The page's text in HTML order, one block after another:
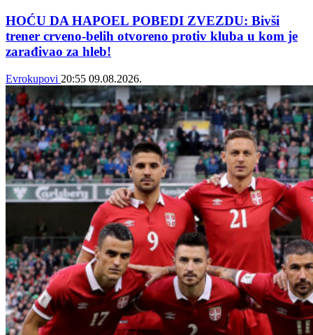
HOĆU DA HAPOEL POBEDI ZVEZDU: Bivši
trener crveno-belih otvoreno protiv kluba u kom je
zarađivao za hleb!
Evrokupovi 20:55 09.08.2026.